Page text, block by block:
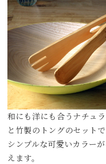
和にも洋にも合うナチュ
と竹製のトングのセットで
シンプルな可愛いカラー
えます。